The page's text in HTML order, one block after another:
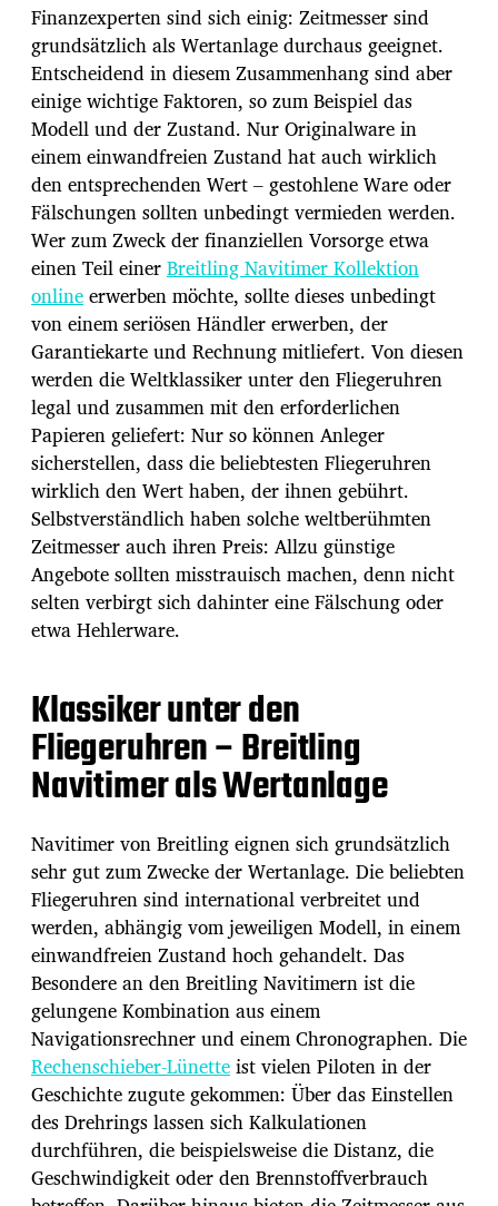
Finanzexperten sind sich einig: Zeitmesser sind
grundsätzlich als Wertanlage durchaus geeignet.
Entscheidend in diesem Zusammenhang sind aber
einige wichtige Faktoren, so zum Beispiel das
Modell und der Zustand. Nur Originalware in
einem einwandfreien Zustand hat auch wirklich
den entsprechenden Wert – gestohlene Ware oder
Fälschungen sollten unbedingt vermieden werden.
Wer zum Zweck der finanziellen Vorsorge etwa
einen Teil einerBreitling Navitimer Kollektion
onlineerwerben möchte, sollte dieses unbedingt
von einem seriösen Händler erwerben, der
Garantiekarte und Rechnung mitliefert. Von diesen
werden die Weltklassiker unter den Fliegeruhren
legal und zusammen mit den erforderlichen
Papieren geliefert: Nur so können Anleger
sicherstellen, dass die beliebtesten Fliegeruhren
wirklich den Wert haben, der ihnen gebührt.
Selbstverständlich haben solche weltberühmten
Zeitmesser auch ihren Preis: Allzu günstige
Angebote sollten misstrauisch machen, denn nicht
selten verbirgt sich dahinter eine Fälschung oder
etwa Hehlerware.
Klassiker unter den
Fliegeruhren – Breitling
Navitimer als Wertanlage
Navitimer von Breitling eignen sich grundsätzlich
sehr gut zum Zwecke der Wertanlage. Die beliebten
Fliegeruhren sind international verbreitet und
werden, abhängig vom jeweiligen Modell, in einem
einwandfreien Zustand hoch gehandelt. Das
Besondere an den Breitling Navitimern ist die
gelungene Kombination aus einem
Navigationsrechner und einem Chronographen. Die
Rechenschieber-Lünetteist vielen Piloten in der
Geschichte zugute gekommen: Über das Einstellen
des Drehrings lassen sich Kalkulationen
durchführen, die beispielsweise die Distanz, die
Geschwindigkeit oder den Brennstoffverbrauch